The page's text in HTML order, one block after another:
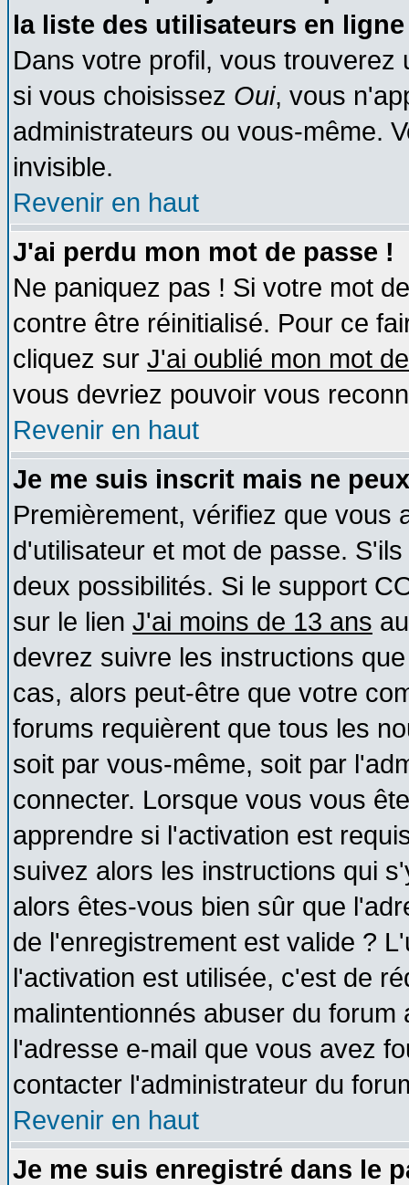
la liste des utilisateurs en
Dans votre profil, vous trouverez
si vous choisissez Oui, vous
administrateurs ou vous-même.
invisible.
Revenir en haut
J'ai perdu mon mot de passe !
Ne paniquez pas ! Si votre mot
contre être réinitialisé. Pour ce
cliquez sur J'ai oublié mon mot
vous devriez pouvoir vous
Revenir en haut
Je me suis inscrit mais ne
Premièrement, vérifiez que vous
d'utilisateur et mot de passe.
deux possibilités. Si le support
sur le lien J'ai moins de 13 ans
devrez suivre les instructions
cas, alors peut-être que votre
forums requièrent que tous les
soit par vous-même, soit par
connecter. Lorsque vous vous
apprendre si l'activation est
suivez alors les instructions qui
alors êtes-vous bien sûr que
de l'enregistrement est valide ?
l'activation est utilisée, c'est de
malintentionnés abuser du
l'adresse e-mail que vous avez
contacter l'administrateur du
Revenir en haut
Je me suis enregistré dans le